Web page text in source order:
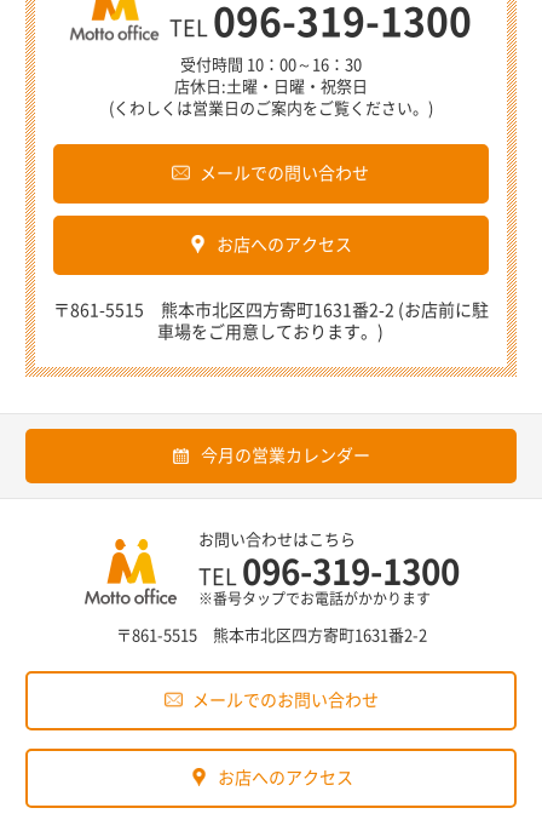
TEL 096-319-1300
受付時間 10：00～16：30
店休日:土曜・日曜・祝祭日
(くわしくは営業日のご案内をご覧ください。)
メールでの問い合わせ
お店へのアクセス
〒861-5515 熊本市北区四方寄町1631番2-2 (お店前に駐
車場をご用意しております。)
今月の営業カレンダー
お問い合わせはこちら
TEL 096-319-1300
※番号タップでお電話がかかります
〒861-5515 熊本市北区四方寄町1631番2-2
メールでのお問い合わせ
お店へのアクセス